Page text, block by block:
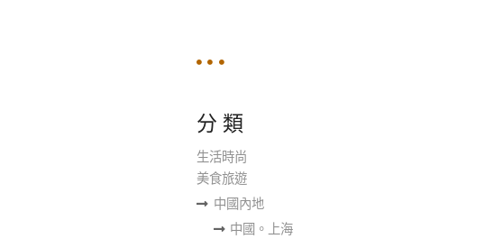
分 類
生活時尚
美食旅遊
中國內地
中國。上海